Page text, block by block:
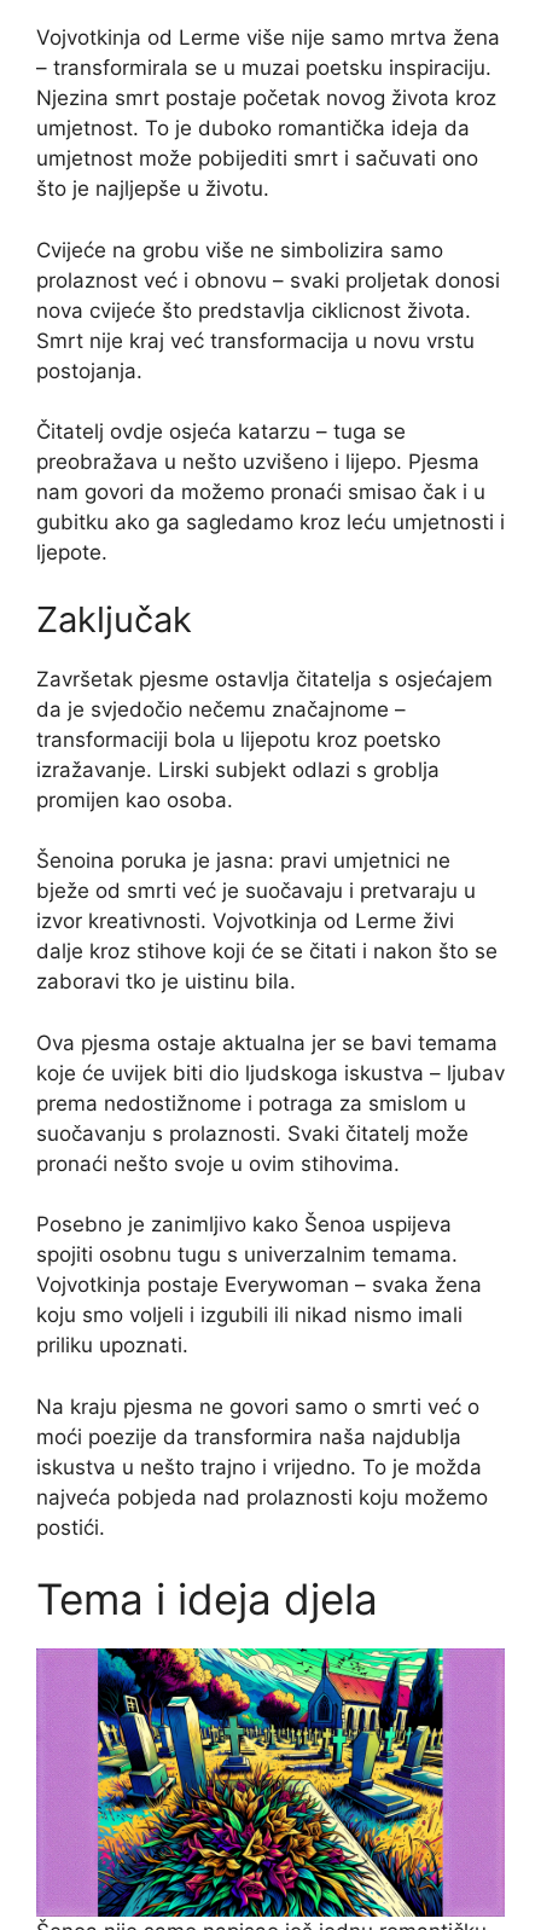
Vojvotkinja od Lerme više nije samo mrtva žena
– transformirala se u muzai poetsku inspiraciju.
Njezina smrt postaje početak novog života kroz
umjetnost. To je duboko romantička ideja da
umjetnost može pobijediti smrt i sačuvati ono
što je najljepše u životu.
Cvijeće na grobu više ne simbolizira samo
prolaznost već i obnovu – svaki proljetak donosi
nova cvijeće što predstavlja ciklicnost života.
Smrt nije kraj već transformacija u novu vrstu
postojanja.
Čitatelj ovdje osjeća katarzu – tuga se
preobražava u nešto uzvišeno i lijepo. Pjesma
nam govori da možemo pronaći smisao čak i u
gubitku ako ga sagledamo kroz leću umjetnosti i
ljepote.
Zaključak
Završetak pjesme ostavlja čitatelja s osjećajem
da je svjedočio nečemu značajnome –
transformaciji bola u lijepotu kroz poetsko
izražavanje. Lirski subjekt odlazi s groblja
promijen kao osoba.
Šenoina poruka je jasna: pravi umjetnici ne
bježe od smrti već je suočavaju i pretvaraju u
izvor kreativnosti. Vojvotkinja od Lerme živi
dalje kroz stihove koji će se čitati i nakon što se
zaboravi tko je uistinu bila.
Ova pjesma ostaje aktualna jer se bavi temama
koje će uvijek biti dio ljudskoga iskustva – ljubav
prema nedostižnome i potraga za smislom u
suočavanju s prolaznosti. Svaki čitatelj može
pronaći nešto svoje u ovim stihovima.
Posebno je zanimljivo kako Šenoa uspijeva
spojiti osobnu tugu s univerzalnim temama.
Vojvotkinja postaje Everywoman – svaka žena
koju smo voljeli i izgubili ili nikad nismo imali
priliku upoznati.
Na kraju pjesma ne govori samo o smrti već o
moći poezije da transformira naša najdublja
iskustva u nešto trajno i vrijedno. To je možda
najveća pobjeda nad prolaznosti koju možemo
postići.
Tema i ideja djela